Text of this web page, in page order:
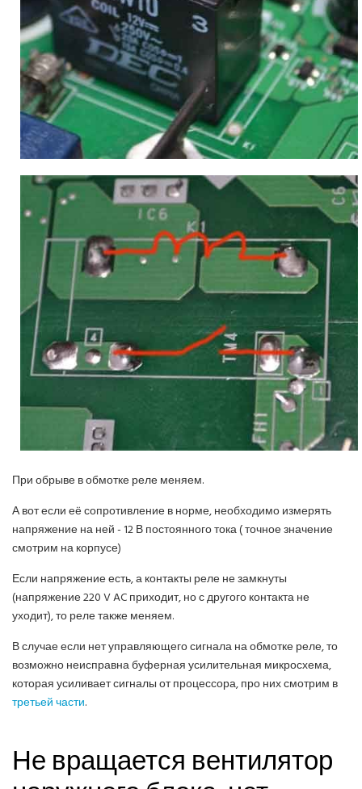
При обрыве в обмотке реле меняем.
А вот если её сопротивление в норме, необходимо измерять
напряжение на ней - 12 В постоянного тока ( точное значение
смотрим на корпусе)
Если напряжение есть, а контакты реле не замкнуты
(напряжение 220 V AC приходит, но с другого контакта не
уходит), то реле также меняем.
В случае если нет управляющего сигнала на обмотке реле, то
возможно неисправна буферная усилительная микросхема,
которая усиливает сигналы от процессора, про них смотрим в
третьей части.
Не вращается вентилятор